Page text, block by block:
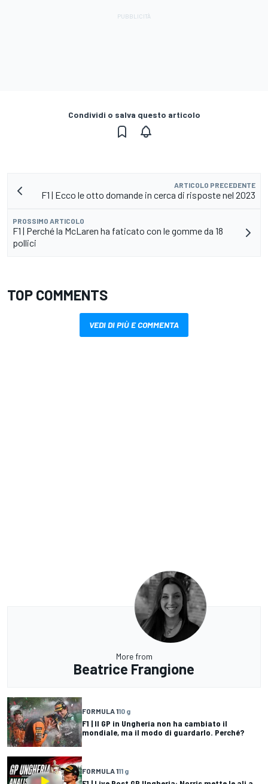
Condividi o salva questo articolo
ARTICOLO PRECEDENTE
F1 | Ecco le otto domande in cerca di risposte nel 2023
PROSSIMO ARTICOLO
F1 | Perché la McLaren ha faticato con le gomme da 18
pollici
TOP COMMENTS
VEDI DI PIÙ E COMMENTA
More from
Beatrice Frangione
FORMULA 110 g
F1 | Il GP in Ungheria non ha cambiato il
mondiale, ma il modo di guardarlo. Perché?
FORMULA 111 g